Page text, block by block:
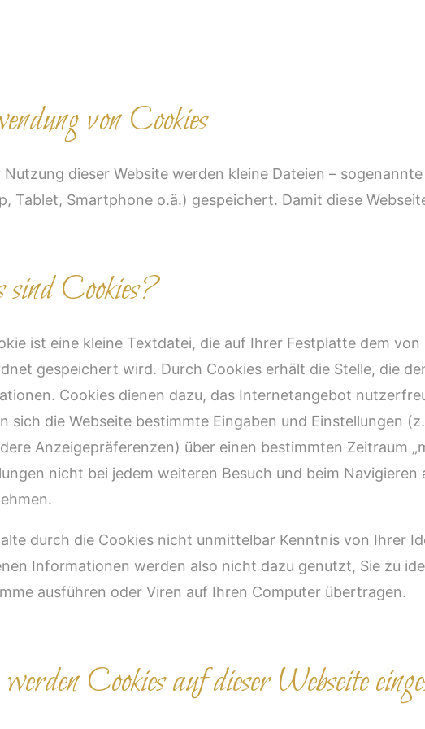
von Cookies
Nutzung dieser Website werden kleine Dateien –
Tablet, Smartphone o.ä.) gespeichert. Damit diese
Cookies?
ist eine kleine Textdatei, die auf Ihrer Festplatte dem
gespeichert wird. Durch Cookies erhält die Stelle, die
Cookies dienen dazu, das Internetangebot
sich die Webseite bestimmte Eingaben und Einstellungen
Anzeigepräferenzen) über einen bestimmten Zeitraum
nicht bei jedem weiteren Besuch und beim Navigieren
durch die Cookies nicht unmittelbar Kenntnis von Ihrer
Informationen werden also nicht dazu genutzt, Sie zu
ausführen oder Viren auf Ihren Computer übertragen.
Cookies auf dieser Webseite